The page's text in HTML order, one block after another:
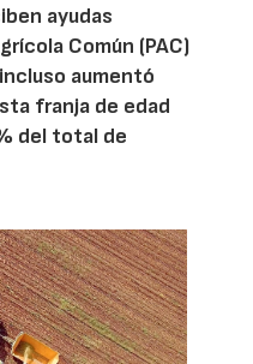
ayudas
Común (PAC)
aumentó
franja de edad
del total de